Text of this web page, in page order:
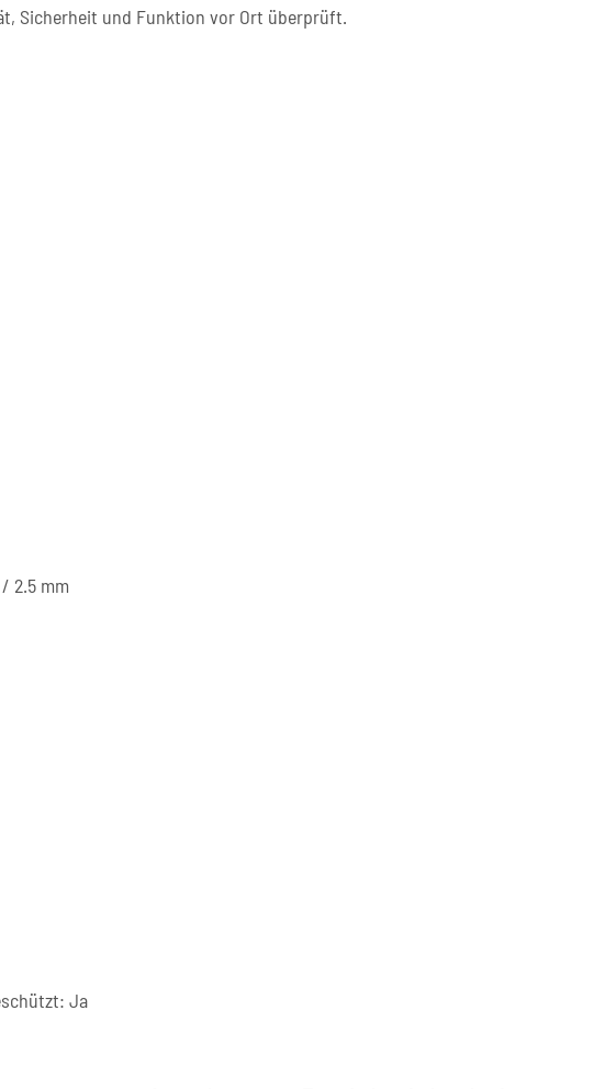
Sicherheit und Funktion vor Ort überprüft.
2.5 mm
Ja